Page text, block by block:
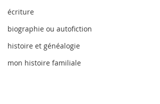
écriture
biographie ou autofiction
histoire et généalogie
mon histoire familiale